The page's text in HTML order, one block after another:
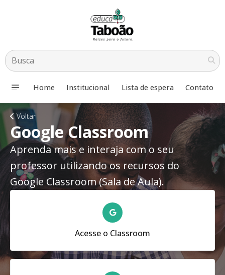
Home Institucional Lista de espera Contato
Voltar
Google Classroom
Aprenda mais e interaja com o seu
professor utilizando os recursos do
Google Classroom (Sala de Aula).
Acesse o Classroom